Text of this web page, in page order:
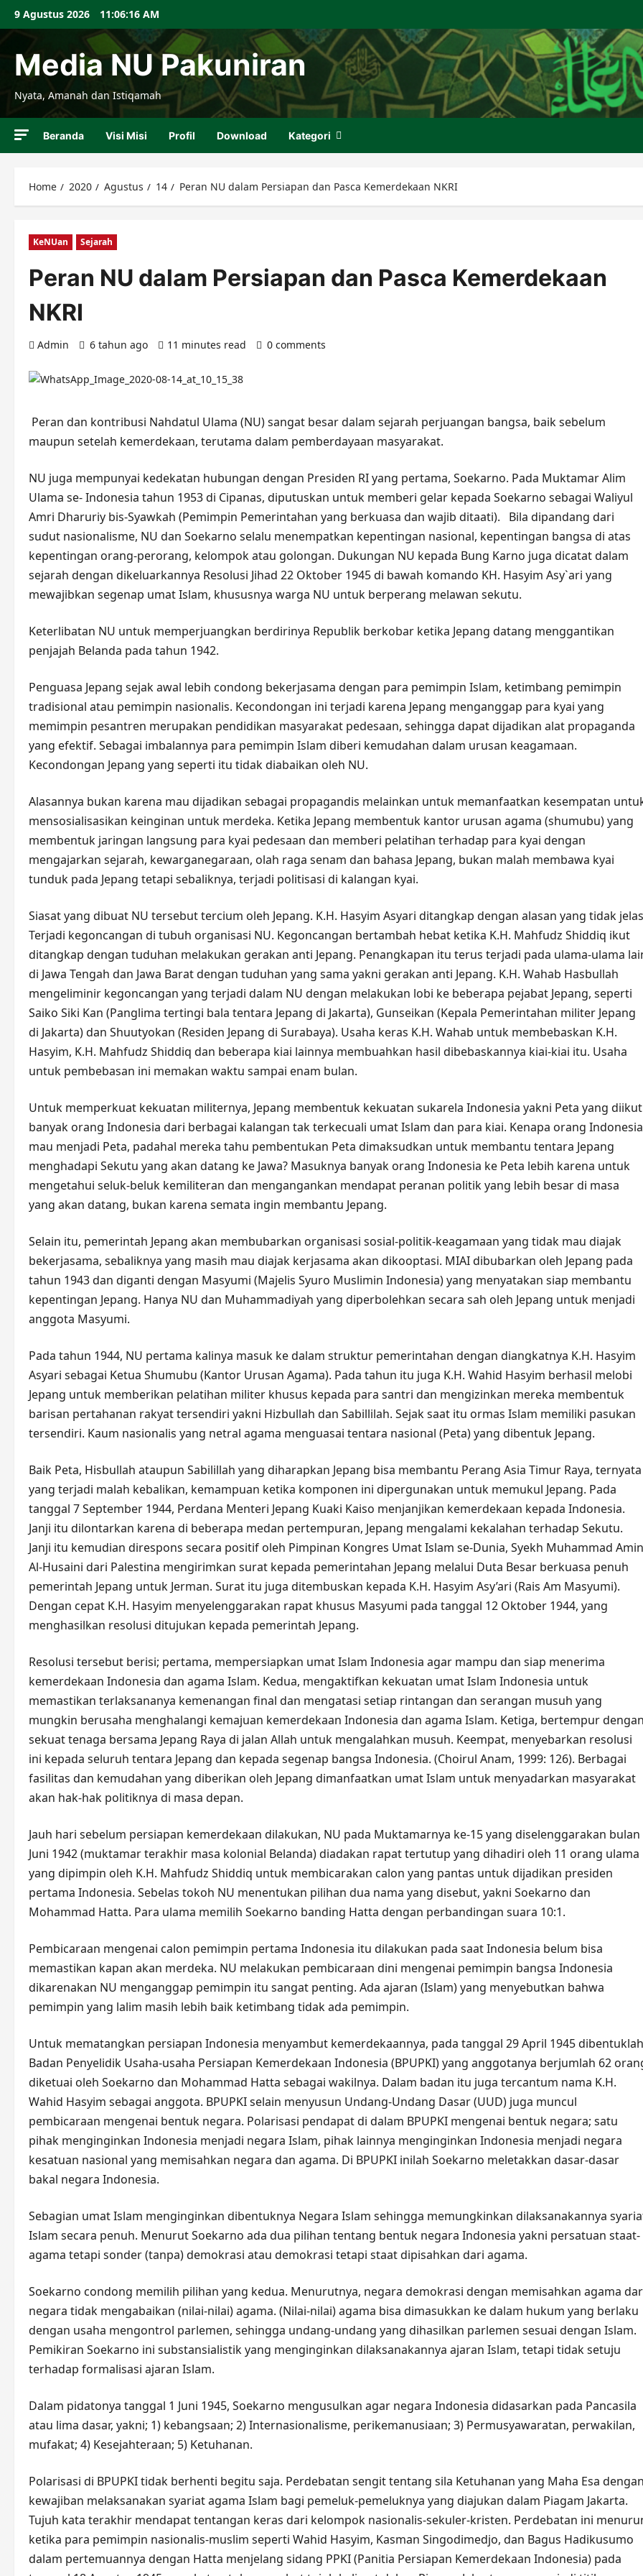
Skip9 Agustus 2026 11:06:17 AM
Media NU Pakuniran
Nyata, Amanah dan Istiqamah
Beranda Visi Misi Profil Download Kategori
Home 2020 Agustus 14 Peran NU dalam Persiapan dan Pasca Kemerdekaan NKRI
KeNUan Sejarah
Peran NU dalam Persiapan dan Pasca Kemerdekaan
NKRI
Admin 6 tahun ago 11 minutes read 0 comments
Peran dan kontribusi Nahdatul Ulama (NU) sangat besar dalam sejarah perjuangan bangsa, baik sebelum
maupun setelah kemerdekaan, terutama dalam pemberdayaan masyarakat.
NU juga mempunyai kedekatan hubungan dengan Presiden RI yang pertama, Soekarno. Pada Muktamar Alim
Ulama se- Indonesia tahun 1953 di Cipanas, diputuskan untuk memberi gelar kepada Soekarno sebagai Waliyul
Amri Dharuriy bis-Syawkah (Pemimpin Pemerintahan yang berkuasa dan wajib ditaati). Bila dipandang dari
sudut nasionalisme, NU dan Soekarno selalu menempatkan kepentingan nasional, kepentingan bangsa di atas
kepentingan orang-perorang, kelompok atau golongan. Dukungan NU kepada Bung Karno juga dicatat dalam
sejarah dengan dikeluarkannya Resolusi Jihad 22 Oktober 1945 di bawah komando KH. Hasyim Asy`ari yang
mewajibkan segenap umat Islam, khususnya warga NU untuk berperang melawan sekutu.
Keterlibatan NU untuk memperjuangkan berdirinya Republik berkobar ketika Jepang datang menggantikan
penjajah Belanda pada tahun 1942.
Penguasa Jepang sejak awal lebih condong bekerjasama dengan para pemimpin Islam, ketimbang pemimpin
tradisional atau pemimpin nasionalis. Kecondongan ini terjadi karena Jepang menganggap para kyai yang
memimpin pesantren merupakan pendidikan masyarakat pedesaan, sehingga dapat dijadikan alat propaganda
yang efektif. Sebagai imbalannya para pemimpin Islam diberi kemudahan dalam urusan keagamaan.
Kecondongan Jepang yang seperti itu tidak diabaikan oleh NU.
Alasannya bukan karena mau dijadikan sebagai propagandis melainkan untuk memanfaatkan kesempatan
mensosialisasikan keinginan untuk merdeka. Ketika Jepang membentuk kantor urusan agama (shumubu) yang
membentuk jaringan langsung para kyai pedesaan dan memberi pelatihan terhadap para kyai dengan
mengajarkan sejarah, kewarganegaraan, olah raga senam dan bahasa Jepang, bukan malah membawa kyai
tunduk pada Jepang tetapi sebaliknya, terjadi politisasi di kalangan kyai.
Siasat yang dibuat NU tersebut tercium oleh Jepang. K.H. Hasyim Asyari ditangkap dengan alasan yang tidak
Terjadi kegoncangan di tubuh organisasi NU. Kegoncangan bertambah hebat ketika K.H. Mahfudz Shiddiq ikut
ditangkap dengan tuduhan melakukan gerakan anti Jepang. Penangkapan itu terus terjadi pada ulama-ulama
di Jawa Tengah dan Jawa Barat dengan tuduhan yang sama yakni gerakan anti Jepang. K.H. Wahab Hasbullah
mengeliminir kegoncangan yang terjadi dalam NU dengan melakukan lobi ke beberapa pejabat Jepang, seperti
Saiko Siki Kan (Panglima tertingi bala tentara Jepang di Jakarta), Gunseikan (Kepala Pemerintahan militer Jepang
di Jakarta) dan Shuutyokan (Residen Jepang di Surabaya). Usaha keras K.H. Wahab untuk membebaskan K.H.
Hasyim, K.H. Mahfudz Shiddiq dan beberapa kiai lainnya membuahkan hasil dibebaskannya kiai-kiai itu. Usaha
untuk pembebasan ini memakan waktu sampai enam bulan.
Untuk memperkuat kekuatan militernya, Jepang membentuk kekuatan sukarela Indonesia yakni Peta yang
banyak orang Indonesia dari berbagai kalangan tak terkecuali umat Islam dan para kiai. Kenapa orang Indonesia
mau menjadi Peta, padahal mereka tahu pembentukan Peta dimaksudkan untuk membantu tentara Jepang
menghadapi Sekutu yang akan datang ke Jawa? Masuknya banyak orang Indonesia ke Peta lebih karena untuk
mengetahui seluk-beluk kemiliteran dan mengangankan mendapat peranan politik yang lebih besar di masa
yang akan datang, bukan karena semata ingin membantu Jepang.
Selain itu, pemerintah Jepang akan membubarkan organisasi sosial-politik-keagamaan yang tidak mau diajak
bekerjasama, sebaliknya yang masih mau diajak kerjasama akan dikooptasi. MIAI dibubarkan oleh Jepang pada
tahun 1943 dan diganti dengan Masyumi (Majelis Syuro Muslimin Indonesia) yang menyatakan siap membantu
kepentingan Jepang. Hanya NU dan Muhammadiyah yang diperbolehkan secara sah oleh Jepang untuk menjadi
anggota Masyumi.
Pada tahun 1944, NU pertama kalinya masuk ke dalam struktur pemerintahan dengan diangkatnya K.H. Hasyim
Asyari sebagai Ketua Shumubu (Kantor Urusan Agama). Pada tahun itu juga K.H. Wahid Hasyim berhasil melobi
Jepang untuk memberikan pelatihan militer khusus kepada para santri dan mengizinkan mereka membentuk
barisan pertahanan rakyat tersendiri yakni Hizbullah dan Sabillilah. Sejak saat itu ormas Islam memiliki pasukan
tersendiri. Kaum nasionalis yang netral agama menguasai tentara nasional (Peta) yang dibentuk Jepang.
Baik Peta, Hisbullah ataupun Sabilillah yang diharapkan Jepang bisa membantu Perang Asia Timur Raya, ternyata
yang terjadi malah kebalikan, kemampuan ketika komponen ini dipergunakan untuk memukul Jepang. Pada
tanggal 7 September 1944, Perdana Menteri Jepang Kuaki Kaiso menjanjikan kemerdekaan kepada Indonesia.
Janji itu dilontarkan karena di beberapa medan pertempuran, Jepang mengalami kekalahan terhadap Sekutu.
Janji itu kemudian direspons secara positif oleh Pimpinan Kongres Umat Islam se-Dunia, Syekh Muhammad Amin
Al-Husaini dari Palestina mengirimkan surat kepada pemerintahan Jepang melalui Duta Besar berkuasa penuh
pemerintah Jepang untuk Jerman. Surat itu juga ditembuskan kepada K.H. Hasyim Asy’ari (Rais Am Masyumi).
Dengan cepat K.H. Hasyim menyelenggarakan rapat khusus Masyumi pada tanggal 12 Oktober 1944, yang
menghasilkan resolusi ditujukan kepada pemerintah Jepang.
Resolusi tersebut berisi; pertama, mempersiapkan umat Islam Indonesia agar mampu dan siap menerima
kemerdekaan Indonesia dan agama Islam. Kedua, mengaktifkan kekuatan umat Islam Indonesia untuk
memastikan terlaksananya kemenangan final dan mengatasi setiap rintangan dan serangan musuh yang
mungkin berusaha menghalangi kemajuan kemerdekaan Indonesia dan agama Islam. Ketiga, bertempur
sekuat tenaga bersama Jepang Raya di jalan Allah untuk mengalahkan musuh. Keempat, menyebarkan resolusi
ini kepada seluruh tentara Jepang dan kepada segenap bangsa Indonesia. (Choirul Anam, 1999: 126). Berbagai
fasilitas dan kemudahan yang diberikan oleh Jepang dimanfaatkan umat Islam untuk menyadarkan masyarakat
akan hak-hak politiknya di masa depan.
Jauh hari sebelum persiapan kemerdekaan dilakukan, NU pada Muktamarnya ke-15 yang diselenggarakan bulan
Juni 1942 (muktamar terakhir masa kolonial Belanda) diadakan rapat tertutup yang dihadiri oleh 11 orang ulama
yang dipimpin oleh K.H. Mahfudz Shiddiq untuk membicarakan calon yang pantas untuk dijadikan presiden
pertama Indonesia. Sebelas tokoh NU menentukan pilihan dua nama yang disebut, yakni Soekarno dan
Mohammad Hatta. Para ulama memilih Soekarno banding Hatta dengan perbandingan suara 10:1.
Pembicaraan mengenai calon pemimpin pertama Indonesia itu dilakukan pada saat Indonesia belum bisa
memastikan kapan akan merdeka. NU melakukan pembicaraan dini mengenai pemimpin bangsa Indonesia
dikarenakan NU menganggap pemimpin itu sangat penting. Ada ajaran (Islam) yang menyebutkan bahwa
pemimpin yang lalim masih lebih baik ketimbang tidak ada pemimpin.
Untuk mematangkan persiapan Indonesia menyambut kemerdekaannya, pada tanggal 29 April 1945 dibentuklah
Badan Penyelidik Usaha-usaha Persiapan Kemerdekaan Indonesia (BPUPKI) yang anggotanya berjumlah 62
diketuai oleh Soekarno dan Mohammad Hatta sebagai wakilnya. Dalam badan itu juga tercantum nama K.H.
Wahid Hasyim sebagai anggota. BPUPKI selain menyusun Undang-Undang Dasar (UUD) juga muncul
pembicaraan mengenai bentuk negara. Polarisasi pendapat di dalam BPUPKI mengenai bentuk negara; satu
pihak menginginkan Indonesia menjadi negara Islam, pihak lainnya menginginkan Indonesia menjadi negara
kesatuan nasional yang memisahkan negara dan agama. Di BPUPKI inilah Soekarno meletakkan dasar-dasar
bakal negara Indonesia.
Sebagian umat Islam menginginkan dibentuknya Negara Islam sehingga memungkinkan dilaksanakannya
Islam secara penuh. Menurut Soekarno ada dua pilihan tentang bentuk negara Indonesia yakni persatuan staat-
agama tetapi sonder (tanpa) demokrasi atau demokrasi tetapi staat dipisahkan dari agama.
Soekarno condong memilih pilihan yang kedua. Menurutnya, negara demokrasi dengan memisahkan agama
negara tidak mengabaikan (nilai-nilai) agama. (Nilai-nilai) agama bisa dimasukkan ke dalam hukum yang berlaku
dengan usaha mengontrol parlemen, sehingga undang-undang yang dihasilkan parlemen sesuai dengan Islam.
Pemikiran Soekarno ini substansialistik yang menginginkan dilaksanakannya ajaran Islam, tetapi tidak setuju
terhadap formalisasi ajaran Islam.
Dalam pidatonya tanggal 1 Juni 1945, Soekarno mengusulkan agar negara Indonesia didasarkan pada Pancasila
atau lima dasar, yakni; 1) kebangsaan; 2) Internasionalisme, perikemanusiaan; 3) Permusyawaratan, perwakilan,
mufakat; 4) Kesejahteraan; 5) Ketuhanan.
Polarisasi di BPUPKI tidak berhenti begitu saja. Perdebatan sengit tentang sila Ketuhanan yang Maha Esa
kewajiban melaksanakan syariat agama Islam bagi pemeluk-pemeluknya yang diajukan dalam Piagam Jakarta.
Tujuh kata terakhir mendapat tentangan keras dari kelompok nasionalis-sekuler-kristen. Perdebatan ini
ketika para pemimpin nasionalis-muslim seperti Wahid Hasyim, Kasman Singodimedjo, dan Bagus Hadikusumo
dalam pertemuannya dengan Hatta menjelang sidang PPKI (Panitia Persiapan Kemerdekaan Indonesia) pada